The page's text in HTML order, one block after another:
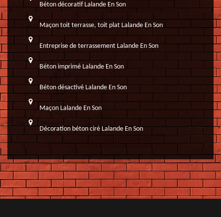
Béton décoratif Lalande En Son
Maçon toit terrasse, toit plat Lalande En Son
Entreprise de terrassement Lalande En Son
Béton imprimé Lalande En Son
Béton désactivé Lalande En Son
Maçon Lalande En Son
Décoration béton ciré Lalande En Son